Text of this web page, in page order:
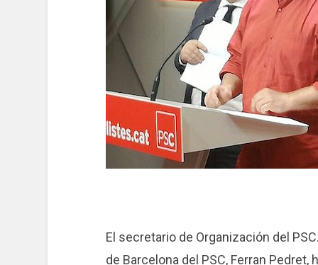
El secretario de Organización del
de Barcelona del PSC, Ferran